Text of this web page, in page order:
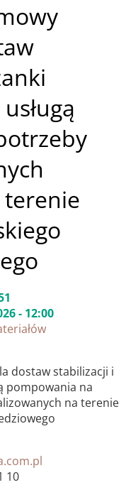
- 12:00
dostaw stabilizacji i
pompowania na
na terenie
10